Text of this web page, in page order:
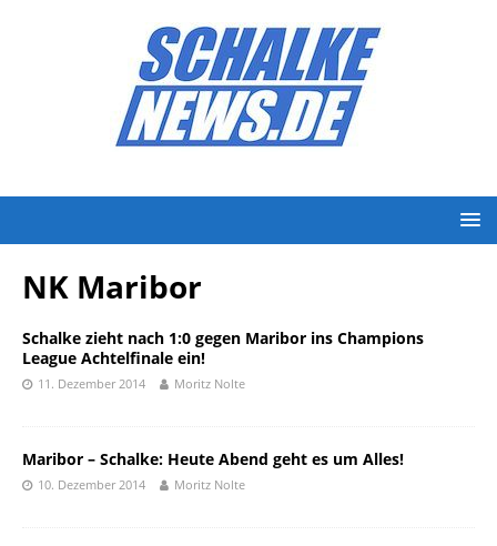
NK Maribor
Schalke zieht nach 1:0 gegen Maribor ins Champions
League Achtelfinale ein!
11. Dezember 2014 Moritz Nolte
Maribor – Schalke: Heute Abend geht es um Alles!
10. Dezember 2014 Moritz Nolte